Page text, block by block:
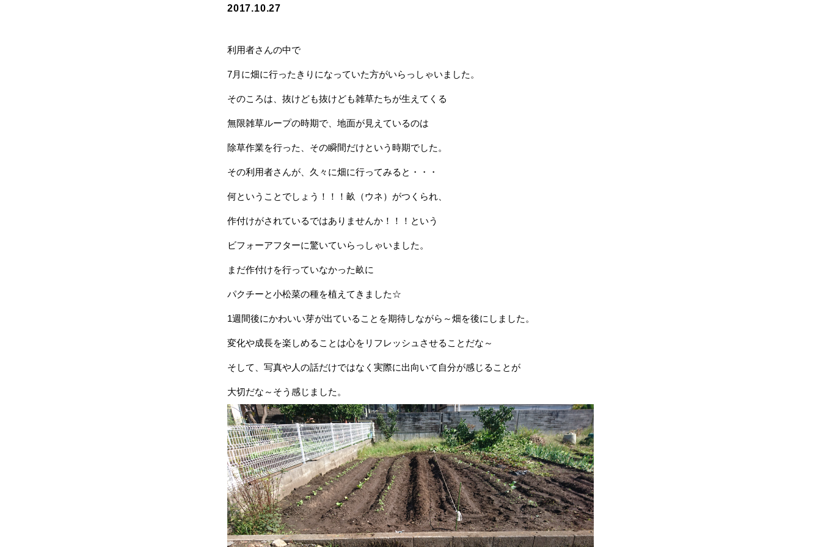
2017.10.27
利用者さんの中で
7月に畑に行ったきりになっていた方がいらっしゃいました。
そのころは、抜けども抜けども雑草たちが生えてくる
無限雑草ループの時期で、地面が見えているのは
除草作業を行った、その瞬間だけという時期でした。
その利用者さんが、久々に畑に行ってみると・・・
何ということでしょう！！！畝（ウネ）がつくられ、
作付けがされているではありませんか！！！という
ビフォーアフターに驚いていらっしゃいました。
まだ作付けを行っていなかった畝に
パクチーと小松菜の種を植えてきました☆
1週間後にかわいい芽が出ていることを期待しながら～畑を後にしました。
変化や成長を楽しめることは心をリフレッシュさせることだな～
そして、写真や人の話だけではなく実際に出向いて自分が感じることが
大切だな～そう感じました。